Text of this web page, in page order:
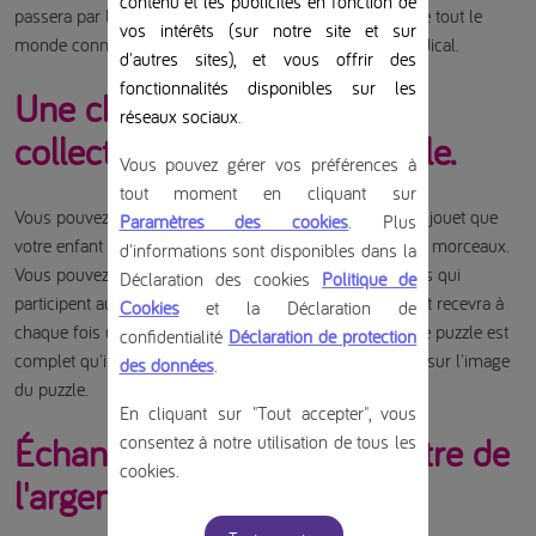
passera par là le soir de l’évènement. L'avantage est que tout le
monde connaît immédiatement le régime cétogène médical.
Une chasse au trésor pour
collecter les pièces du puzzle.
Vous pouvez également prendre une photo d'un certain jouet que
votre enfant aimerait avoir, la plastifier et la découper en morceaux.
Vous pouvez ensuite distribuer les morceaux aux voisins qui
participent aux festivités. Lors de ses visites, votre enfant recevra à
chaque fois une pièce du puzzle. Ce n'est que lorsque le puzzle est
complet qu'il peut l'échanger contre le jouet représenté sur l'image
du puzzle.
Échanger ces bonbons contre de
l'argent
vos intérêts (sur notre site et sur
d'autres sites), et vous offrir des
fonctionnalités disponibles sur les
réseaux sociaux.
Vous pouvez gérer vos préférences à
tout moment en cliquant sur
Paramètres des cookies. Plus
d'informations sont disponibles dans la
Déclaration des cookies Politique de
Cookies et la Déclaration de
confidentialité Déclaration de protection
des données.
En cliquant sur "Tout accepter", vous
consentez à notre utilisation de tous les
cookies.